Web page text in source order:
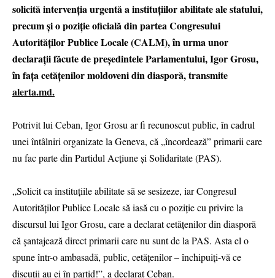
solicită intervenția urgentă a instituțiilor abilitate ale statului,
precum și o poziție oficială din partea Congresului
Autorităților Publice Locale (CALM), în urma unor
declarații făcute de președintele Parlamentului, Igor Grosu,
în fața cetățenilor moldoveni din diasporă, transmite
alerta.md.
Potrivit lui Ceban, Igor Grosu ar fi recunoscut public, în cadrul
unei întâlniri organizate la Geneva, că „încordează” primarii care
nu fac parte din Partidul Acțiune și Solidaritate (PAS).
„Solicit ca instituțiile abilitate să se sesizeze, iar Congresul
Autorităților Publice Locale să iasă cu o poziție cu privire la
discursul lui Igor Grosu, care a declarat cetățenilor din diasporă
că șantajează direct primarii care nu sunt de la PAS. Asta el o
spune într-o ambasadă, public, cetățenilor – închipuiți-vă ce
discuții au ei în partid!”, a declarat Ceban.